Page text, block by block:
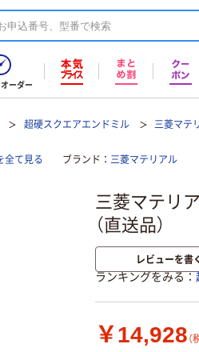
ーダー
超硬スクエアエンドミル 三菱マテ
全て見る ブランド 三菱マテリアル
三菱マテリ
（直送品）
レビューを書
ランキングをみる
￥14,928 （